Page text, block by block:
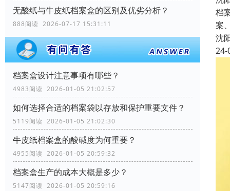
无酸纸与牛皮纸档案盒的区别及优劣分析？
888阅读 2026-07-17 15:31:11
档案盒设计注意事项有哪些？
4983阅读 2026-01-05 21:02:57
如何选择合适的档案袋以存放和保护重要文件？
5119阅读 2026-01-05 21:02:30
牛皮纸档案盒的酸碱度为何重要？
4955阅读 2026-01-05 20:59:32
档案盒生产的成本大概是多少？
5147阅读 2026-01-05 20:59:16
档
案
沈
24-